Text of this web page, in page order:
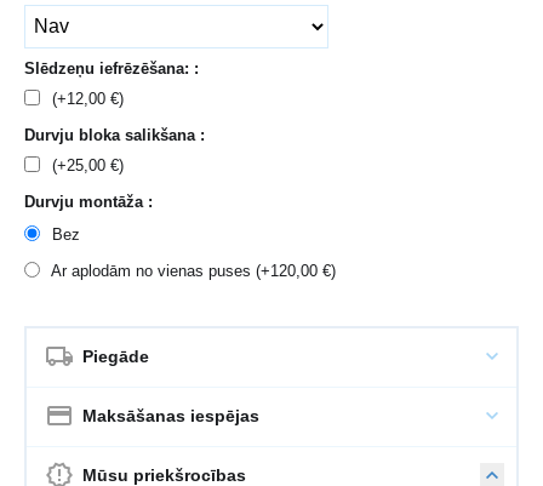
Slēdzeņu iefrēzēšana: :
(+12,00 €)
Durvju bloka salikšana :
(+25,00 €)
Durvju montāža :
Bez
Ar aplodām no vienas puses (+120,00 €)
Piegāde
Maksāšanas iespējas
Mūsu priekšrocības